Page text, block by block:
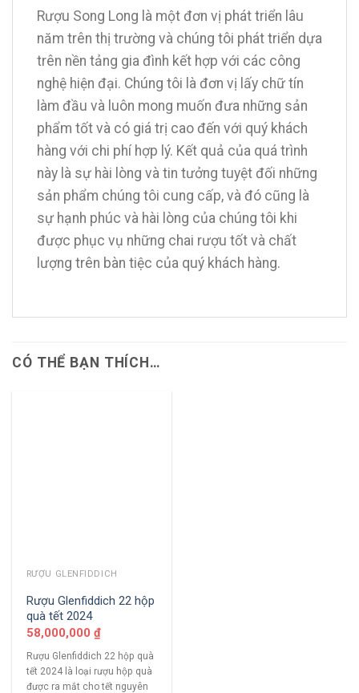
Rượu Song Long là một đơn vị phát triển lâu
năm trên thị trường và chúng tôi phát triển dựa
trên nền tảng gia đình kết hợp với các công
nghệ hiện đại. Chúng tôi là đơn vị lấy chữ tín
làm đầu và luôn mong muốn đưa những sản
phẩm tốt và có giá trị cao đến với quý khách
hàng với chi phí hợp lý. Kết quả của quá trình
này là sự hài lòng và tin tưởng tuyệt đối những
sản phẩm chúng tôi cung cấp, và đó cũng là
sự hạnh phúc và hài lòng của chúng tôi khi
được phục vụ những chai rượu tốt và chất
lượng trên bàn tiệc của quý khách hàng.
CÓ THỂ BẠN THÍCH…
RƯỢU GLENFIDDICH
Rượu Glenfiddich 22 hộp
quà tết 2024
58,000,000 ₫
Rượu Glenfiddich 22 hộp quà
tết 2024 là loại rượu hộp quà
được ra mắt cho tết nguyên